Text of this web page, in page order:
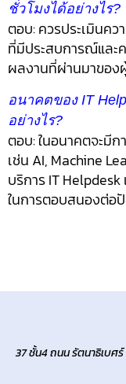
ชั่วโมงได้อย่างไร?
ตอบ: ควรประเมินค
ที่มีประสบการณ์และ
ผลงานที่ผ่านมาของ
อนาคตของ IT
อย่างไร?
ตอบ: ในอนาคตจะมี
เช่น AI, Machine
บริการ IT
ในการตอบสนองต่อ
37 ชั้น4 ถนน รัตนาธิเบศ